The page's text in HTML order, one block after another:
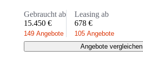
Gebraucht ab
15.450 €
149 Angebote
Leasing ab
678 €
105 Angebote
Angebote vergleichen